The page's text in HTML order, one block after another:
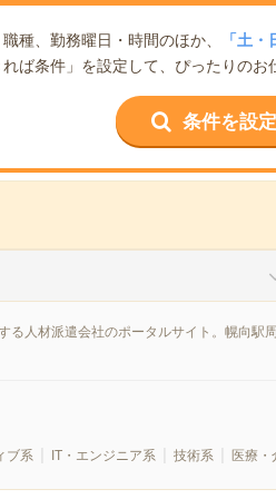
種、勤務曜日・時間のほか、 「土
ば条件」を設定して、ぴったりのお
条件を設
人材派遣会社のポータルサイト。幌向
ブ系 IT・エンジニア系 技術系 医療